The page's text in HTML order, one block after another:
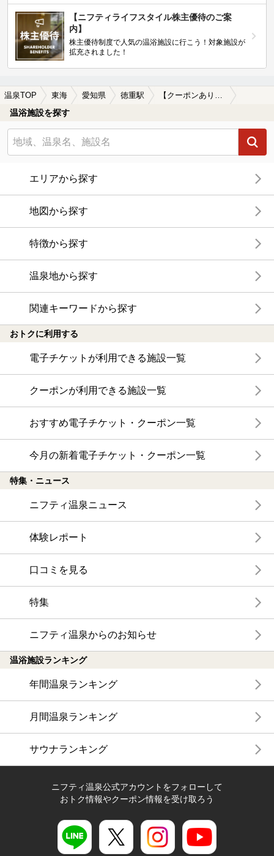
【ニフティライフスタイル株主優待のご案
内】
株主優待制度で人気の温浴施設に行こう！対象施設が
拡充されました！
温泉TOP 東海 愛知県 徳重駅 【クーポンあり】美肌の湯が楽しめる徳重駅近くの温泉、日帰り温泉、スーパー銭湯おすすめ
温浴施設を探す
エリアから探す
地図から探す
特徴から探す
温泉地から探す
関連キーワードから探す
おトクに利用する
電子チケットが利用できる施設一覧
クーポンが利用できる施設一覧
おすすめ電子チケット・クーポン一覧
今月の新着電子チケット・クーポン一覧
特集・ニュース
ニフティ温泉ニュース
体験レポート
口コミを見る
特集
ニフティ温泉からのお知らせ
温浴施設ランキング
年間温泉ランキング
月間温泉ランキング
サウナランキング
ニフティ温泉公式アカウントをフォローして
おトク情報やクーポン情報を受け取ろう